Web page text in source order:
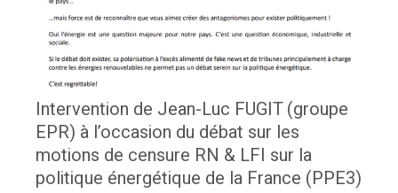
Intervention de Jean-Luc FUGIT (groupe
EPR) à l’occasion du débat sur les
motions de censure RN & LFI sur la
politique énergétique de la France (PPE3)